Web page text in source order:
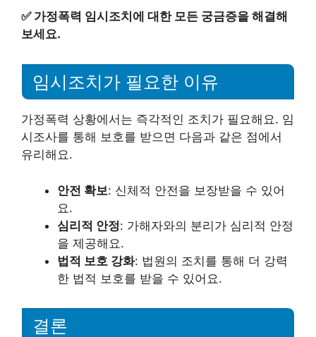
✅ 가정폭력 임시조치에 대한 모든 궁금증을 해결해
보세요.
임시조치가 필요한 이유
가정폭력 상황에서는 즉각적인 조치가 필요해요. 임
시조사를 통해 보호를 받으면 다음과 같은 점에서
유리해요.
안전 확보: 신체적 안전을 보장받을 수 있어
요.
심리적 안정: 가해자와의 분리가 심리적 안정
을 제공해요.
법적 보호 강화: 법원의 조치를 통해 더 강력
한 법적 보호를 받을 수 있어요.
결론